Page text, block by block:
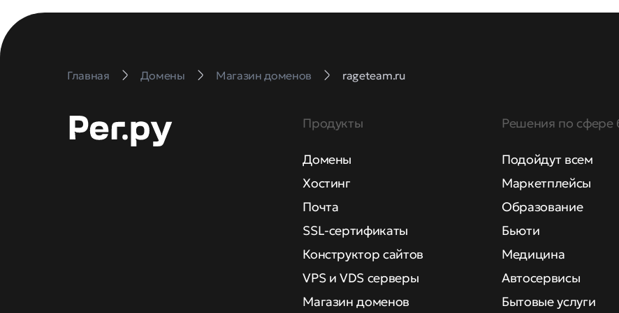
Главная Домены Магазин доменов rageteam.ru
Продукты
Домены
Хостинг
Почта
SSL-сертификаты
Конструктор сайтов
VPS и VDS серверы
Магазин доменов
Решения по сфере
Подойдут всем
Маркетплейсы
Образование
Бьюти
Медицина
Автосервисы
Бытовые услуги